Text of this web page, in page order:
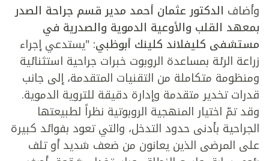
وأضاف الدكتور عثمان أحمد مدير قسم جراحة الصدر
بمعهد القلب والأوعية الدموية والصدرية في
مستشفى كليفلاند كلينك أبوظبي: "يستدعي إجراء
زراعة الرئة بمساعدة الروبوت خبرات جراحية استثنائية
ومنظومة متكاملة من التقنيات المتقدمة، إلى جانب
قدرات تخدير متقدمة وإدارة دقيقة للتروية الدموية.
وقد تمّ اختيار المنهجية الروبوتية نظراً لطبيعتها
الجراحية بأدنى حدود التدخل، والتي تعود بفوائد كبيرة
على المرضى الذين يعانون من ضعف شديد أو تلف